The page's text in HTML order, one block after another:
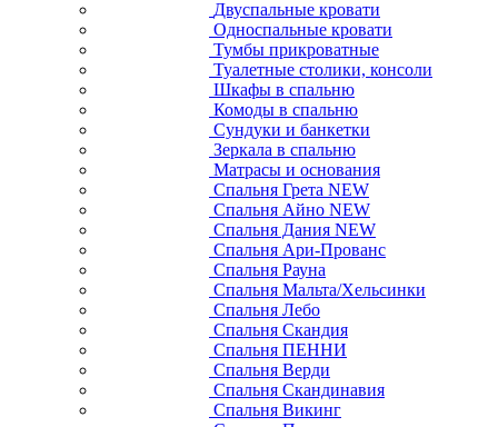
Двуспальные кровати
Односпальные кровати
Тумбы прикроватные
Туалетные столики, консоли
Шкафы в спальню
Комоды в спальню
Сундуки и банкетки
Зеркала в спальню
Матрасы и основания
Спальня Грета NEW
Спальня Айно NEW
Спальня Дания NEW
Спальня Ари-Прованс
Спальня Рауна
Спальня Мальта/Хельсинки
Спальня Лебо
Спальня Скандия
Спальня ПЕННИ
Спальня Верди
Спальня Скандинавия
Спальня Викинг